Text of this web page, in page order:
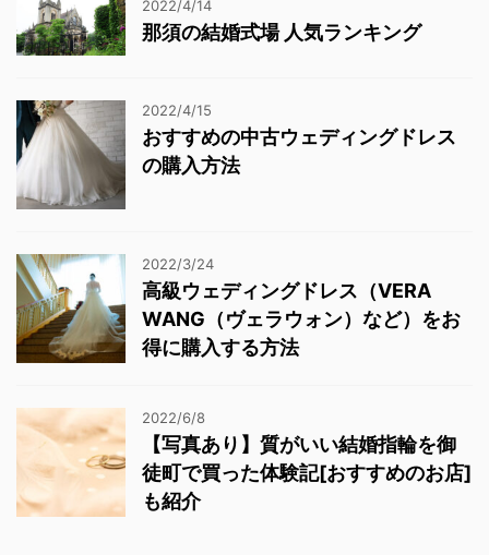
2022/4/14
那須の結婚式場 人気ランキング
2022/4/15
おすすめの中古ウェディングドレス
の購入方法
2022/3/24
高級ウェディングドレス（VERA
WANG（ヴェラウォン）など）をお
得に購入する方法
2022/6/8
【写真あり】質がいい結婚指輪を御
徒町で買った体験記[おすすめのお店]
も紹介